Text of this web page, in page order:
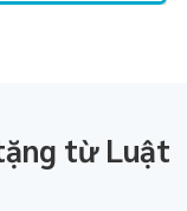
từ Luật